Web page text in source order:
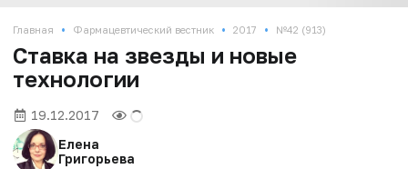
Главная • Фармацевтический вестник • 2017 • №42 (913)
Ставка на звезды и новые
технологии
19.12.2017
Елена
Григорьева